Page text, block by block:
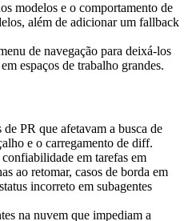
modelos e o comportamento de
além de adicionar um fallback
de navegação para deixá-los
espaços de trabalho grandes.
PR que afetavam a busca de
e o carregamento de diff.
em tarefas em
ao retomar, casos de borda em
incorreto em subagentes
na nuvem que impediam a